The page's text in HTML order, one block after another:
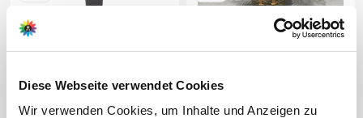
Diese Webseite verwendet Cookies
Wir verwenden Cookies, um Inhalte und Anzeigen zu
Conference Birne (50cm)
15,95 €
Zwergdattelpalme (Phoenix
roebelenii)